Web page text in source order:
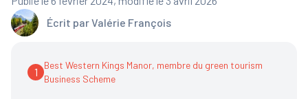
Écrit parValérie François
1
Best Western Kings Manor, membre du green tourism
Business Scheme